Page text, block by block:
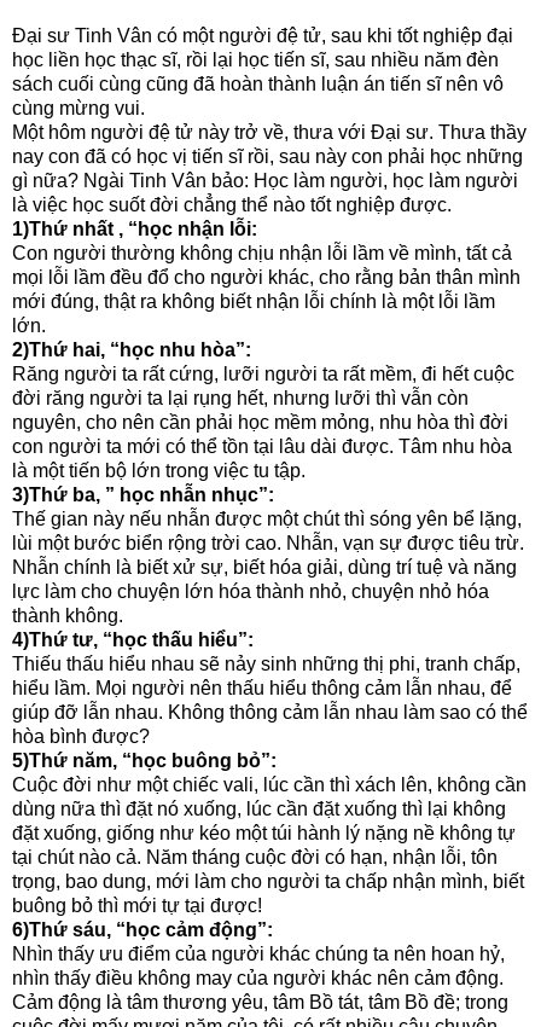
Đại sư Tinh Vân có một người đệ tử, sau khi tốt nghiệp đại
học liền học thạc sĩ, rồi lại học tiến sĩ, sau nhiều năm đèn
sách cuối cùng cũng đã hoàn thành luận án tiến sĩ nên vô
cùng mừng vui.
Một hôm người đệ tử này trở về, thưa với Đại sư. Thưa thầy
nay con đã có học vị tiến sĩ rồi, sau này con phải học những
gì nữa? Ngài Tinh Vân bảo: Học làm người, học làm người
là việc học suốt đời chẳng thể nào tốt nghiệp được.
1)Thứ nhất , “học nhận lỗi:
Con người thường không chịu nhận lỗi lầm về mình, tất cả
mọi lỗi lầm đều đổ cho người khác, cho rằng bản thân mình
mới đúng, thật ra không biết nhận lỗi chính là một lỗi lầm
lớn.
2)Thứ hai, “học nhu hòa”:
Răng người ta rất cứng, lưỡi người ta rất mềm, đi hết cuộc
đời răng người ta lại rụng hết, nhưng lưỡi thì vẫn còn
nguyên, cho nên cần phải học mềm mỏng, nhu hòa thì đời
con người ta mới có thể tồn tại lâu dài được. Tâm nhu hòa
là một tiến bộ lớn trong việc tu tập.
3)Thứ ba, ” học nhẫn nhục”:
Thế gian này nếu nhẫn được một chút thì sóng yên bể lặng,
lùi một bước biển rộng trời cao. Nhẫn, vạn sự được tiêu trừ.
Nhẫn chính là biết xử sự, biết hóa giải, dùng trí tuệ và năng
lực làm cho chuyện lớn hóa thành nhỏ, chuyện nhỏ hóa
thành không.
4)Thứ tư, “học thấu hiểu”:
Thiếu thấu hiểu nhau sẽ nảy sinh những thị phi, tranh chấp,
hiểu lầm. Mọi người nên thấu hiểu thông cảm lẫn nhau, để
giúp đỡ lẫn nhau. Không thông cảm lẫn nhau làm sao có thể
hòa bình được?
5)Thứ năm, “học buông bỏ”:
Cuộc đời như một chiếc vali, lúc cần thì xách lên, không cần
dùng nữa thì đặt nó xuống, lúc cần đặt xuống thì lại không
đặt xuống, giống như kéo một túi hành lý nặng nề không tự
tại chút nào cả. Năm tháng cuộc đời có hạn, nhận lỗi, tôn
trọng, bao dung, mới làm cho người ta chấp nhận mình, biết
buông bỏ thì mới tự tại được!
6)Thứ sáu, “học cảm động”:
Nhìn thấy ưu điểm của người khác chúng ta nên hoan hỷ,
nhìn thấy điều không may của người khác nên cảm động.
Cảm động là tâm thương yêu, tâm Bồ tát, tâm Bồ đề; trong